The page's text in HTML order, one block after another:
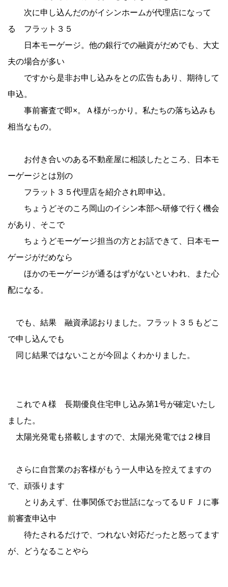
次に申し込んだのがイシンホームが代理店になって
る フラット３５
日本モーゲージ。他の銀行での融資がだめでも、大丈
夫の場合が多い
ですから是非お申し込みをとの広告もあり、期待して
申込。
事前審査で即×。Ａ様がっかり。私たちの落ち込みも
相当なもの。
お付き合いのある不動産屋に相談したところ、日本モ
ーゲージとは別の
フラット３５代理店を紹介され即申込。
ちょうどそのころ岡山のイシン本部へ研修で行く機会
があり、そこで
ちょうどモーゲージ担当の方とお話できて、日本モー
ゲージがだめなら
ほかのモーゲージが通るはずがないといわれ、また心
配になる。
でも、結果 融資承認おりました。フラット３５もどこ
で申し込んでも
同じ結果ではないことが今回よくわかりました。
これでＡ様 長期優良住宅申し込み第1号が確定いたし
ました。
太陽光発電も搭載しますので、太陽光発電では２棟目
さらに自営業のお客様がもう一人申込を控えてますの
で、頑張ります
とりあえず、仕事関係でお世話になってるＵＦＪに事
前審査申込中
待たされるだけで、つれない対応だったと怒ってます
が、どうなることやら